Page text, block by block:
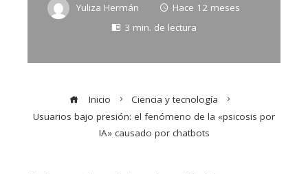
Yuliza Hermán
Hace 12 meses
3 min. de lectura
Inicio
Ciencia y tecnología
Usuarios bajo presión: el fenómeno de la «psicosis por
IA» causado por chatbots